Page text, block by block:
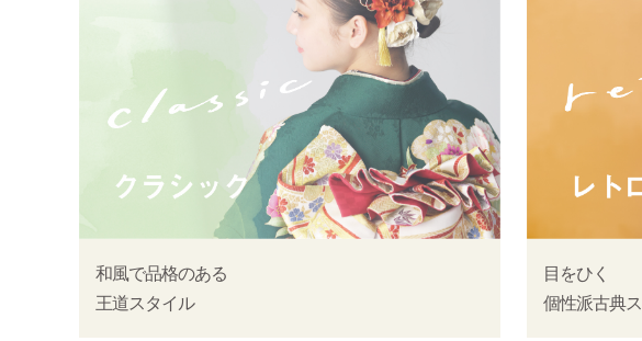
和風で品格のある
王道スタイル
目をひく
個性派古典